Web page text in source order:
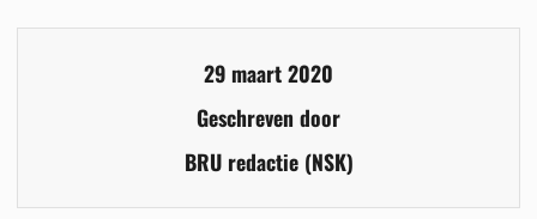
29 maart 2020
Geschreven door
BRU redactie (NSK)